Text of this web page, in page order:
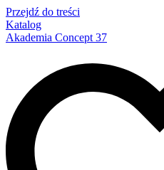
Przejdź do treści
Katalog
Akademia Concept 37